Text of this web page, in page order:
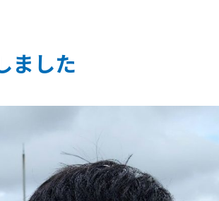
ました